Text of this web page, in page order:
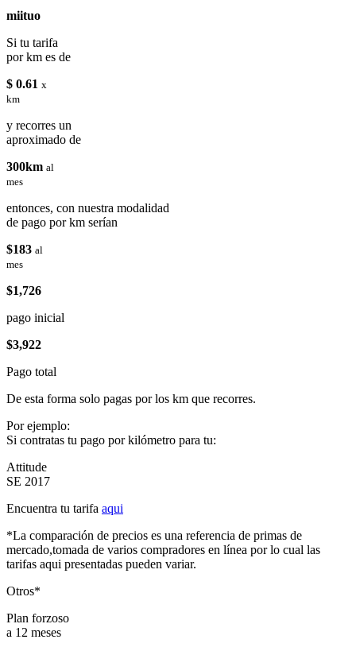
miituo
Si tu tarifa
por km es de
$ 0.61 x
km
y recorres un
aproximado de
300km al
mes
entonces, con nuestra modalidad
de pago por km serían
$183 al
mes
$1,726
pago inicial
$3,922
Pago total
De esta forma solo pagas por los km que recorres.
Por ejemplo:
Si contratas tu pago por kilómetro para tu:
Attitude
SE 2017
Encuentra tu tarifa aqui
*La comparación de precios es una referencia de primas de
mercado,tomada de varios compradores en línea por lo cual las
tarifas aqui presentadas pueden variar.
Otros*
Plan forzoso
a 12 meses